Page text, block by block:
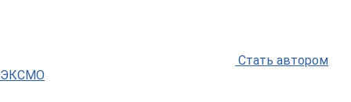
Стать автором
ЭКСМО